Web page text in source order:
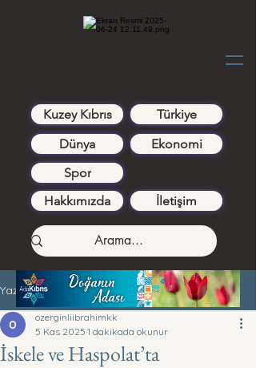
Kuzey Kıbrıs
Türkiye
Dünya
Ekonomi
Spor
Hakkımızda
İletişim
Yazı
İskele ve Haspolat’ta
ozerginliibrahimkk
5 Kas 2025 1 dakikada okunur